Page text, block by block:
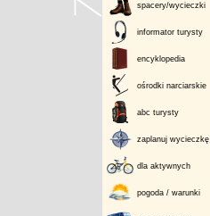
spacery/wycieczki
informator turysty
encyklopedia
ośrodki narciarskie
abc turysty
zaplanuj wycieczkę
dla aktywnych
pogoda / warunki